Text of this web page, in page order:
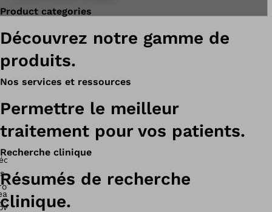
Product categories
Découvrez notre gamme de
produits.
Nos services et ressources
Permettre le meilleur
traitement pour vos patients.
Recherche clinique
Résumés de recherche
clinique.